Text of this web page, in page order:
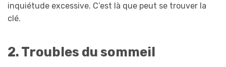
inquiétude excessive. C’est là que peut se trouver la
clé.
2. Troubles du sommeil